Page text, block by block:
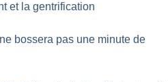
et la gentrification
bossera pas une minute de